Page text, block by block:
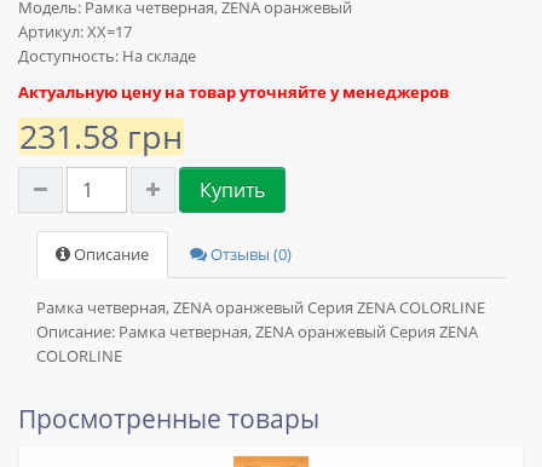
Модель: Рамка четверная, ZENA оранжевый
Артикул: XX=17
Доступность: На складе
Актуальную цену на товар уточняйте у менеджеров
231.58 грн
Купить
Описание Отзывы (0)
Рамка четверная, ZENA оранжевый Серия ZENA COLORLINE
Описание: Рамка четверная, ZENA оранжевый Серия ZENA
COLORLINE
Просмотренные товары